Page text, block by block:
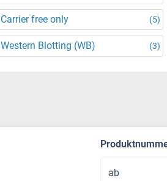
Carrier free only (5)
Western Blotting (WB) (3)
ab